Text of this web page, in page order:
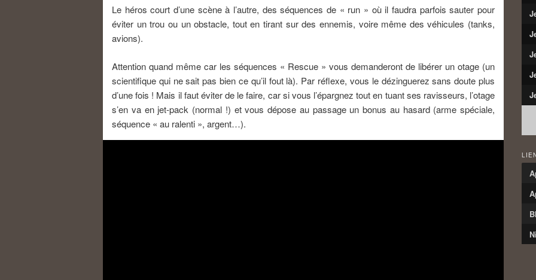
Le héros court d’une scène à l’autre, des séquences de « run » où il faudra parfois sauter pour
éviter un trou ou un obstacle, tout en tirant sur des ennemis, voire même des véhicules (tanks,
avions).
Attention quand même car les séquences « Rescue » vous demanderont de libérer un otage (un
scientifique qui ne sait pas bien ce qu’il fout là). Par réflexe, vous le dézinguerez sans doute plus
d’une fois ! Mais il faut éviter de le faire, car si vous l’épargnez tout en tuant ses ravisseurs, l’otage
s’en va en jet-pack (normal !) et vous dépose au passage un bonus au hasard (arme spéciale,
séquence « au ralenti », argent…).